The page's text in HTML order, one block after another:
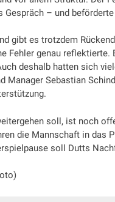
Gespräch – und
gibt es trotzdem
Fehler genau
deshalb hatten sich
Manager Sebastian
soll, ist noch
die Mannschaft in das
soll Dutts